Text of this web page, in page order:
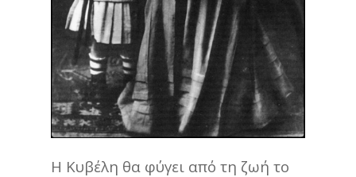
Η Κυβέλη θα φύγει από τη ζωή το